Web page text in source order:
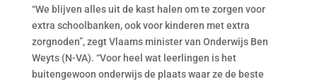
“We blijven alles uit de kast halen om te zorgen voor
extra schoolbanken, ook voor kinderen met extra
zorgnoden”, zegt Vlaams minister van Onderwijs Ben
Weyts (N-VA). “Voor heel wat leerlingen is het
buitengewoon onderwijs de plaats waar ze de beste